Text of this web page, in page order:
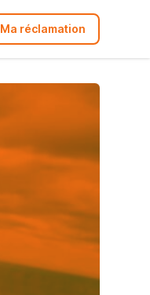
Ma réclamation